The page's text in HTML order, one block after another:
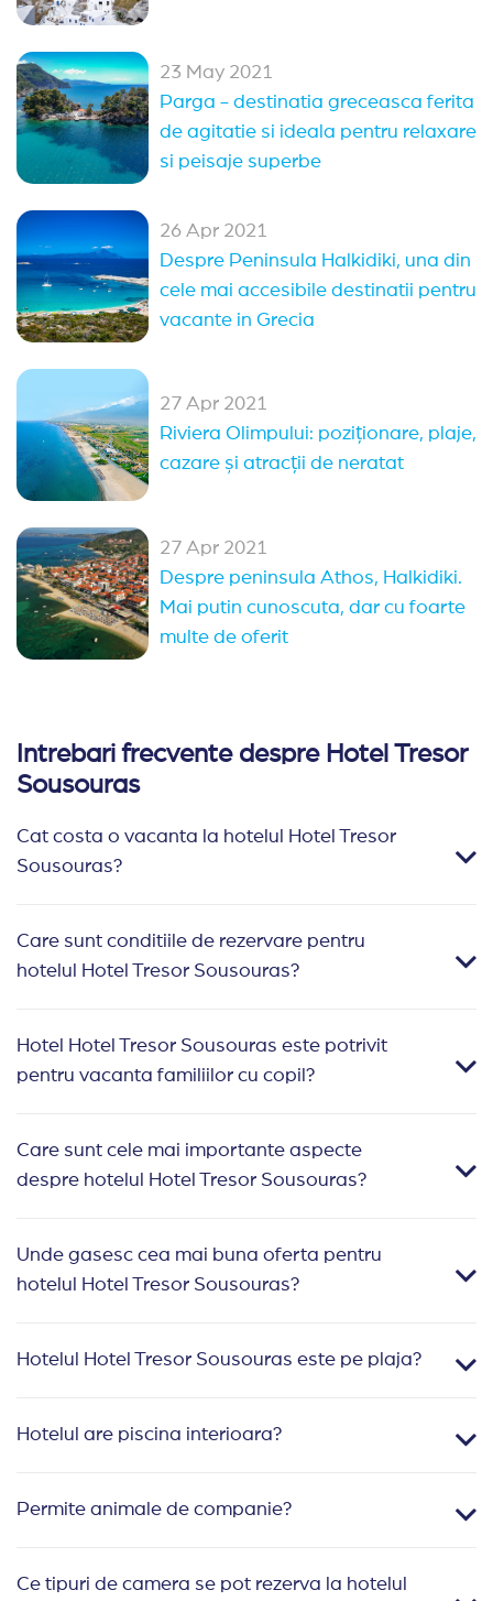
23 May 2021
Parga - destinatia greceasca ferita
de agitatie si ideala pentru relaxare
si peisaje superbe
26 Apr 2021
Despre Peninsula Halkidiki, una din
cele mai accesibile destinatii pentru
vacante in Grecia
27 Apr 2021
Riviera Olimpului: poziționare, plaje,
cazare și atracții de neratat
27 Apr 2021
Despre peninsula Athos, Halkidiki.
Mai putin cunoscuta, dar cu foarte
multe de oferit
Intrebari frecvente despre Hotel Tresor
Sousouras
Cat costa o vacanta la hotelul Hotel Tresor
Sousouras?
Care sunt conditiile de rezervare pentru
hotelul Hotel Tresor Sousouras?
Hotel Hotel Tresor Sousouras este potrivit
pentru vacanta familiilor cu copil?
Care sunt cele mai importante aspecte
despre hotelul Hotel Tresor Sousouras?
Unde gasesc cea mai buna oferta pentru
hotelul Hotel Tresor Sousouras?
Hotelul Hotel Tresor Sousouras este pe plaja?
Hotelul are piscina interioara?
Permite animale de companie?
Ce tipuri de camera se pot rezerva la hotelul